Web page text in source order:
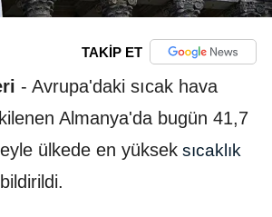
TAKİP ET
- Avrupa'daki sıcak hava
Almanya'da bugün 41,7
ülkede en yüksek sıcaklık
bildirildi.